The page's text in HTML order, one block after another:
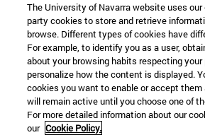
The University of Navarra website uses our
party cookies to store and retrieve
browse. Different types of cookies have
For example, to identify you as a user,
about your browsing habits respecting your
personalize how the content is displayed.
cookies you want to enable or accept them
will remain active until you choose one of
For more detailed information about our
our Cookie Policy.